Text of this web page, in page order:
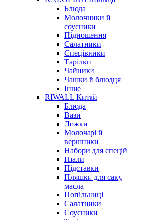
Блюда
Молочники й
соусники
Підношення
Салатники
Спецівники
Тарілки
Чайники
Чашки й блюдця
Інше
RIWALL Китай
Блюда
Вази
Ложки
Молочарі й
вершники
Набори для спецій
Піали
Підставки
Пляшки для саку,
масла
Попільниці
Салатники
Соусники